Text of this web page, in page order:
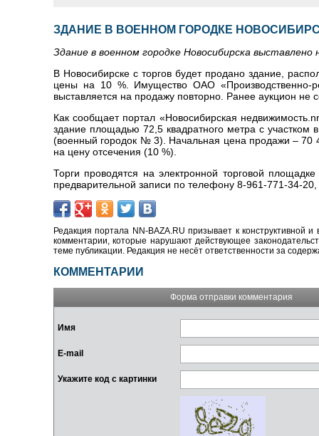
ЗДАНИЕ В ВОЕННОМ ГОРОДКЕ
Здание в военном городке Новосибирска выставлено
В Новосибирске с торгов будет продано здание,
цены на 10 %. Имущество ОАО «Производственно-
выставляется на продажу повторно. Ранее аукцион не
Как сообщает портал «Новосибирская
здание площадью 72,5 квадратного метра с участком
(военный городок № 3). Начальная цена продажи – 70
на цену отсечения (10 %).
Торги проводятся на электронной торговой
предварительной записи по телефону 8-961-771-34-
Редакция портала NN-BAZA.RU призывает к конструктивной
комментарии, которые нарушают действующее
теме публикации. Редакция не несёт ответственности за
КОММЕНТАРИИ
Форма отправки комментария
Имя
E-mail
Укажите код с картинки